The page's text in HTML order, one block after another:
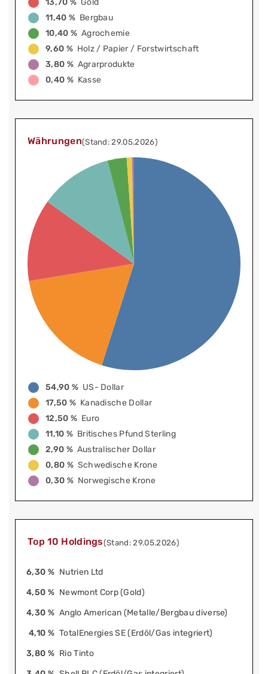
13,70 % Gold
11,40 % Bergbau
10,40 % Agrochemie
9,60 % Holz / Papier / Forstwirtschaft
3,80 % Agrarprodukte
0,40 % Kasse
Währungen(Stand: 29.05.2026)
54,90 % US- Dollar
17,50 % Kanadische Dollar
12,50 % Euro
11,10 % Britisches Pfund Sterling
2,90 % Australischer Dollar
0,80 % Schwedische Krone
0,30 % Norwegische Krone
Top 10 Holdings(Stand: 29.05.2026)
6,30 % Nutrien Ltd
4,50 % Newmont Corp (Gold)
4,30 % Anglo American (Metalle/Bergbau diverse)
4,10 % TotalEnergies SE (Erdöl/Gas integriert)
3,80 % Rio Tinto